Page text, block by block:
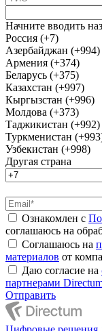
Начните вводить
Россия (+7)
Азербайджан (+994)
Армения (+374)
Беларусь (+375)
Казахстан (+997)
Кыргызстан (+996)
Молдова (+373)
Таджикистан (+992)
Туркменистан
Узбекистан (+998)
Другая страна
Ознакомлен с
соглашаюсь на
Соглашаюсь на
материалов от
Даю согласие на
партнерами
Отправить